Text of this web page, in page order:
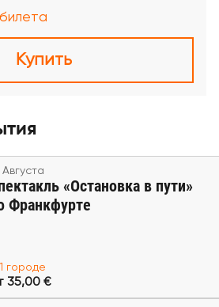
Купить
Августа
«Остановка в пути»
Франкфурте
городе
35,00 €